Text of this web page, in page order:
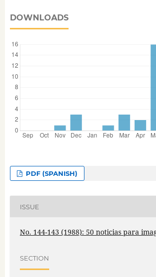
DOWNLOADS
PDF (SPANISH)
ISSUE
No. 144-143 (1988): 50 noticias para
SECTION